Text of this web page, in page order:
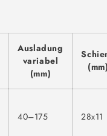
Ausladung
variabel
(mm)
40–175 28x11